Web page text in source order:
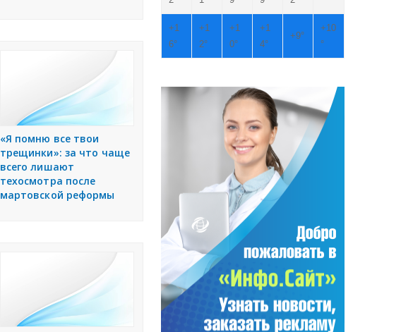
«Я помню все твои
трещинки»: за что чаще
всего лишают
техосмотра после
мартовской реформы
+1
6°
+1
2°
+1
0°
+1
4°
+9°
+10
°